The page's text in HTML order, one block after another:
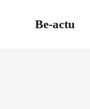
Be-actu